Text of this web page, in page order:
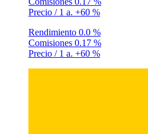
Precio / 1 a. +60 %
Rendimiento 0.0 %
Comisiones 0.17 %
Precio / 1 a. +60 %